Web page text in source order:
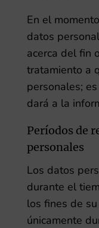
En el
datos
acerca del fin
tratamiento a
personales;
dará a la
Períodos de
personales
Los datos
durante el
los fines de
únicamente